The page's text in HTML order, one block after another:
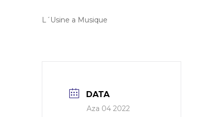
L´Usine a Musique
DATA
Aza 04 2022